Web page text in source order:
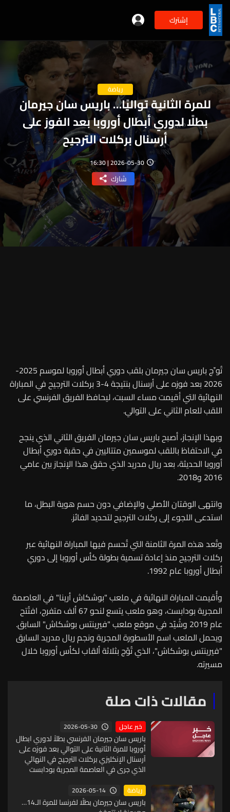
إشترك
رياضة
للمرة الثانية تواليًا… باريس سان جيرمان
بطلًا لدوري أبطال أوروبا بعد الفوز على
أرسنال بركلات الترجيح
2026-05-30 | 16:30
شارك
تُوِّج باريس سان جيرمان بلقب دوري أبطال أوروبا لموسم 2025-
2026 بعد فوزه على أرسنال بنتيجة 4-3 بركلات الترجيح في المباراة
النهائية التي أقيمت مساء السبت، ليحافظ الفريق الفرنسي على
اللقب للعام الثاني على التوالي.
وبهذا الإنجاز، أصبح باريس سان جيرمان الفريق الثاني الذي ينجح
في الاحتفاظ باللقب لموسمين متتاليين في حقبة دوري أبطال
أوروبا الحديثة، بعد ريال مدريد الذي حقق هذا الإنجاز بين عامي
2016 و2018.
وانتهى الوقتان الأصلي والإضافي دون حسم هوية البطل، ما
استدعى اللجوء إلى ركلات الترجيح لتحديد الفائز.
وتُعد هذه المرة الثامنة التي تُحسم فيها المباراة النهائية عبر
ركلات الترجيح منذ إعادة تسمية بطولة كأس أوروبا إلى دوري
أبطال أوروبا عام 1992.
وأُقيمت المباراة النهائية في ملعب "بوشكاش أرينا" في العاصمة
المجرية بودابست، وهو ملعب يتسع لنحو 67 ألف متفرج، افتُتح
عام 2019 وشُيّد في موقع ملعب "فيرينتس بوشكاش" السابق.
ويحمل الملعب اسم الأسطورة المجرية ونجم ريال مدريد السابق
"فيرينتس بوشكاش"، الذي تُوّج بثلاثة ألقاب لكأس أوروبا خلال
مسيرته.
مقالات ذات صلة
خبر عاجل 2026-05-30
باريس سان جيرمان الفرنسي بطلاً لدوري ابطال
أوروبا للمرة الثانية على التوالي بعد فوزه على
آرسنال الإنكليزي بركلات الترجيح في النهائي
الذي جرى في العاصمة المجرية بودابست
رياضة 2026-05-14
باريس سان جيرمان بطلًا لفرنسا للمرة الـ14…